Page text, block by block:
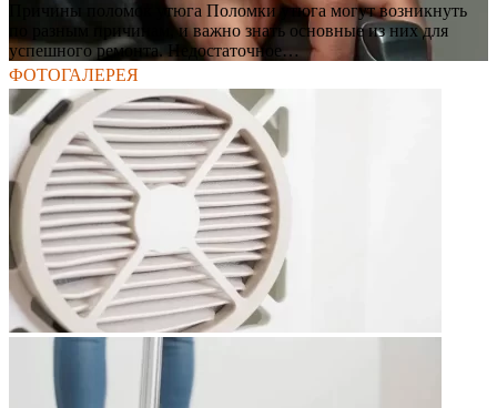
Причины поломок утюга Поломки утюга могут возникнуть
по разным причинам, и важно знать основные из них для
успешного ремонта. Недостаточное…
ФОТОГАЛЕРЕЯ